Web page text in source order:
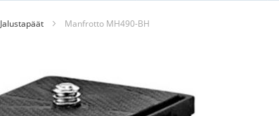
Jalustapäät Manfrotto MH490-BH